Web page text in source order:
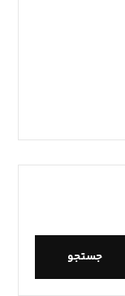
جستجو